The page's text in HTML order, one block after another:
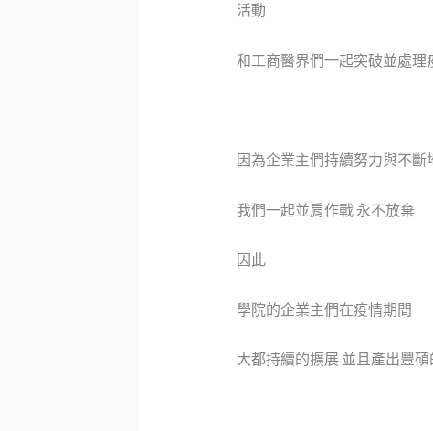
活動
和工商醫界們一起突破並處理
因為企業主們持續努力與不斷
我們一起並肩作戰 永不放棄
因此
學院的企業主們在疫情期間
大都持續的擴展 並且產出豐碩